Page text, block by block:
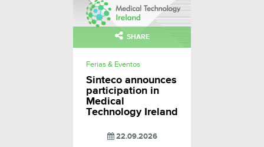
SHARE
Ferias & Eventos
Sinteco announces
participation in
Medical
Technology Ireland
22.09.2026